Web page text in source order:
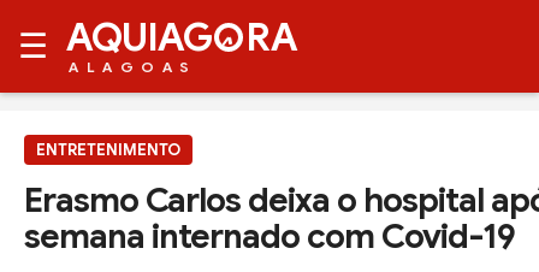
☰ AQUIAG RA
ALAGOAS
ENTRETENIMENTO
Erasmo Carlos deixa o hospital
semana internado com Covid-19